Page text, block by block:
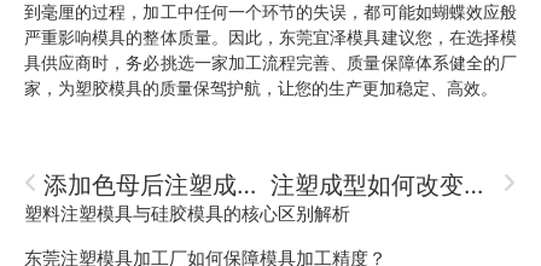
到毫厘的过程，加工中任何一个环节的失误，都可能如蝴蝶效应般
严重影响模具的整体质量。因此，东莞宜泽模具建议您，在选择模
具供应商时，务必挑选一家加工流程完善、质量保障体系健全的厂
家，为塑胶模具的质量保驾护航，让您的生产更加稳定、高效。
添加色母后注塑成型常见问题全解析与应对策略 注塑成型如何改变汽车行业？
塑料注塑模具与硅胶模具的核心区别解析
东莞注塑模具加工厂如何保障模具加工精度？